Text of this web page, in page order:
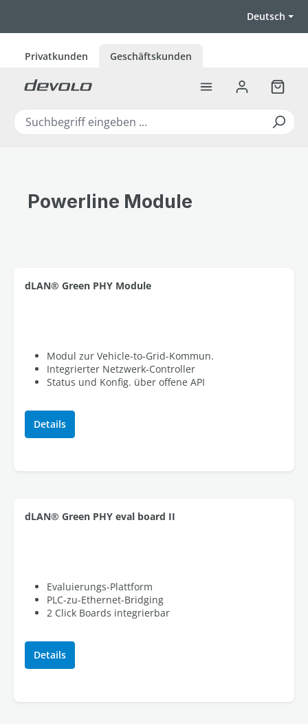
Deutsch
Privatkunden Geschäftskunden
Powerline Module
dLAN® Green PHY Module
Modul zur Vehicle-to-Grid-Kommun.
Integrierter Netzwerk-Controller
Status und Konfig. über offene API
Details
dLAN® Green PHY eval board II
Evaluierungs-Plattform
PLC-zu-Ethernet-Bridging
2 Click Boards integrierbar
Details